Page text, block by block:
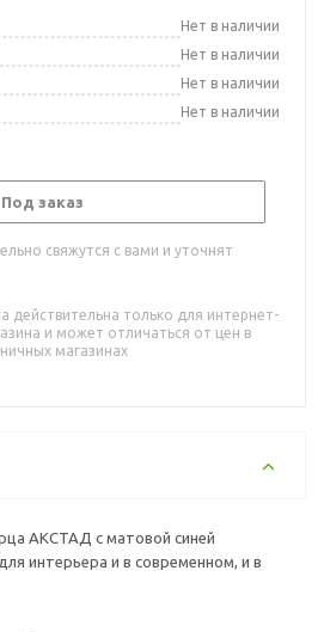
Нет в наличии
Нет в наличии
Нет в наличии
Нет в наличии
Под заказ
свяжутся с вами и уточнят
действительна только для интернет-
и может отличаться от цен в
магазинах
АКСТАД с матовой синей
интерьера и в современном, и в